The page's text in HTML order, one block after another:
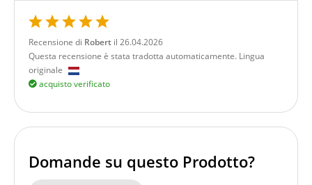
Recensione di Robert il 26.04.2026
Questa recensione è stata tradotta automaticamente. Lingua
originale
acquisto verificato
Domande su questo Prodotto?